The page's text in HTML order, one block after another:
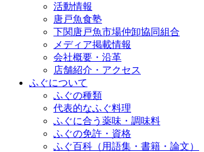
活動情報
唐戸魚食塾
下関唐戸魚市場仲卸協同組合
メディア掲載情報
会社概要・沿革
店舗紹介・アクセス
ふぐについて
ふぐの種類
代表的なふぐ料理
ふぐに合う薬味・調味料
ふぐの免許・資格
ふぐ百科（用語集・書籍・論文）